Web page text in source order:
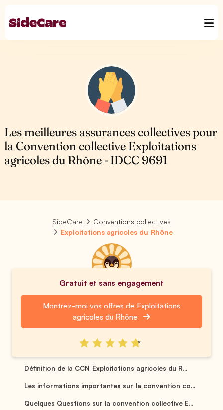
Les meilleures assurances collectives pour
la Convention collective Exploitations
agricoles du Rhône - IDCC 9691
SideCare
Conventions collectives
Exploitations agricoles du Rhône
Gratuit et sans engagement
Montrez-moi vos offres de Exploitations
agricoles du Rhône
Définition de la CCN Exploitations agricoles du R...
Les informations importantes sur la convention co...
Quelques Questions sur la convention collective E...